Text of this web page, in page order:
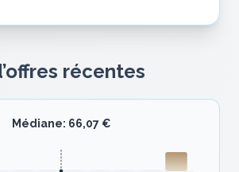
récentes
Médiane: 66,07 €